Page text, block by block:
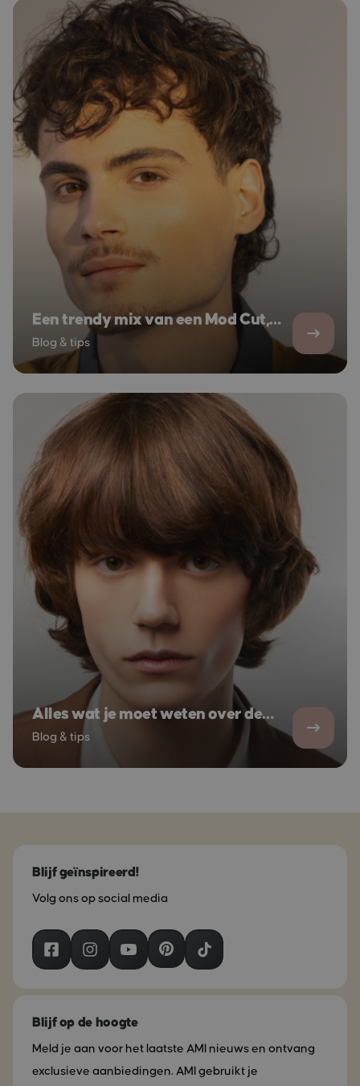
Een trendy mix van een Mod Cut,
Bowl Cut en Mullet!
Blog & tips
Alles wat je moet weten over de
trendy Mod Cut haarstijl
Blog & tips
Blijf geïnspireerd!
Volg ons op social media
Blijf op de hoogte
Meld je aan voor het laatste AMI nieuws en ontvang
exclusieve aanbiedingen. AMI gebruikt je